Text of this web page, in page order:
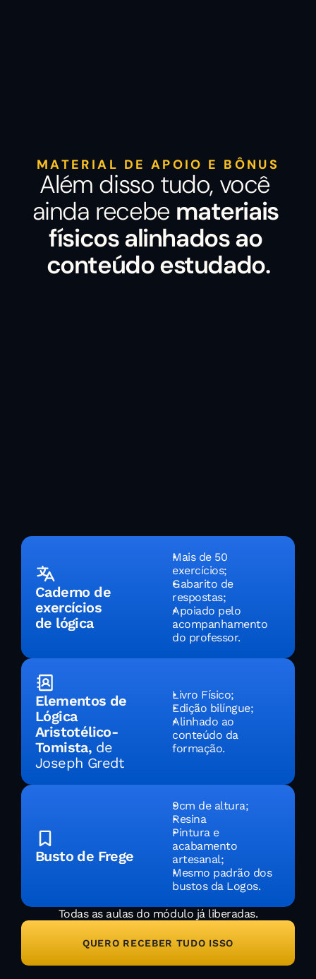
MATERIAL DE APOIO E BÔNUS
Além disso tudo, você
ainda recebe materiais
físicos alinhados ao
conteúdo estudado.
Caderno de
exercícios
de lógica
Mais de 50
exercícios;
Gabarito de
respostas;
Apoiado pelo
acompanhamento
do professor.
Elementos de
Lógica
Aristotélico-
Tomista, de
Joseph Gredt
Livro Físico;
Edição bilíngue;
Alinhado ao
conteúdo da
formação.
Busto de Frege
9cm de altura;
Resina
Pintura e
acabamento
artesanal;
Mesmo padrão dos
bustos da Logos.
Todas as aulas do módulo já liberadas.
QUERO RECEBER TUDO ISSO